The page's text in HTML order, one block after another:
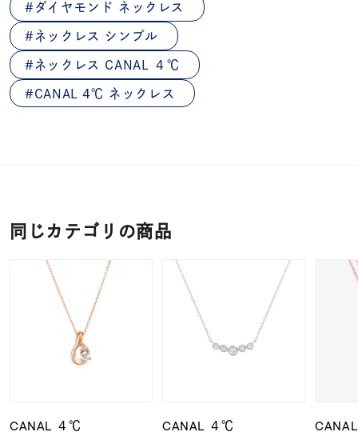
ダイヤモンド ネックレス
ネックレス シンプル
ネックレス CANAL ４℃
CANAL 4℃ ネックレス
同じカテゴリの商品
CANAL ４℃
CANAL ４℃